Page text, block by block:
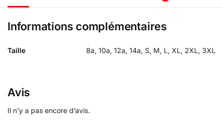
Informations complémentaires
Taille 8a, 10a, 12a, 14a, S, M, L, XL, 2XL, 3XL
Avis
Il n’y a pas encore d’avis.